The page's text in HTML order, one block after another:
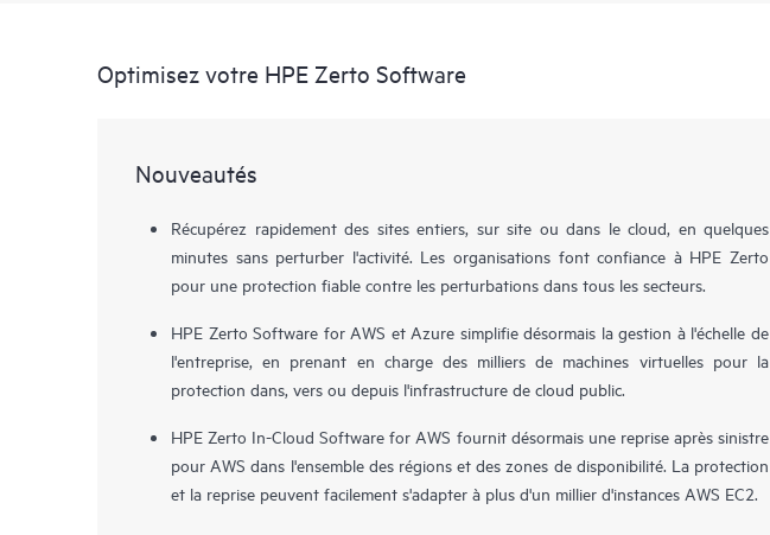
Optimisez votre HPE Zerto Software
Nouveautés
Récupérez rapidement des sites entiers, sur site ou dans le cloud, en quelques
minutes sans perturber l'activité. Les organisations font confiance à HPE Zerto
pour une protection fiable contre les perturbations dans tous les secteurs.
HPE Zerto Software for AWS et Azure simplifie désormais la gestion à l'échelle de
l'entreprise, en prenant en charge des milliers de machines virtuelles pour la
protection dans, vers ou depuis l'infrastructure de cloud public.
HPE Zerto In-Cloud Software for AWS fournit désormais une reprise après sinistre
pour AWS dans l'ensemble des régions et des zones de disponibilité. La protection
et la reprise peuvent facilement s'adapter à plus d'un millier d'instances AWS EC2.